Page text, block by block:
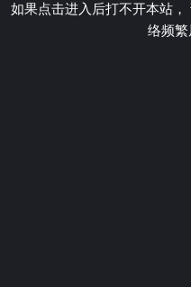
如果点击进入后打不开本站，
络频繁